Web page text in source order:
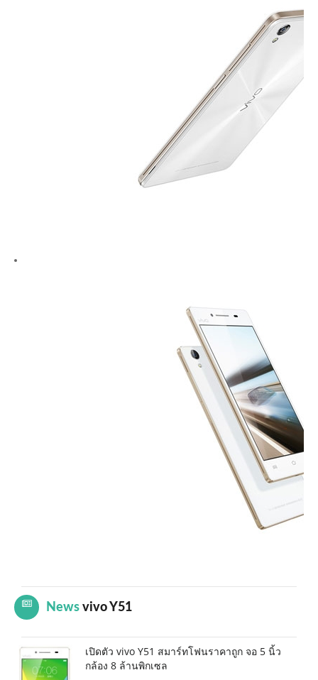
News vivo Y51
เปิดตัว vivo Y51 สมาร์ทโฟนราคาถูก จอ 5 นิ้ว
กล้อง 8 ล้านพิกเซล